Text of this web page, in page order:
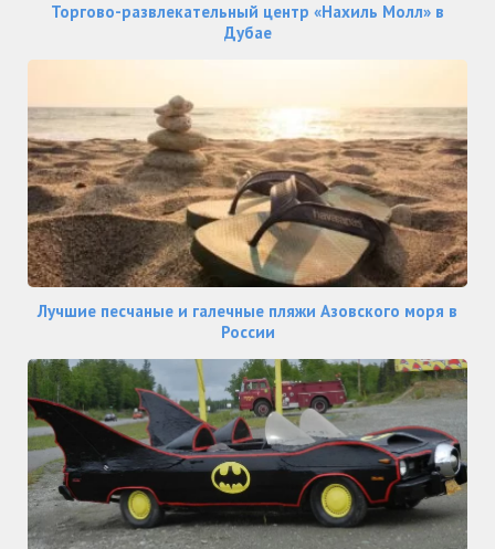
Торгово-развлекательный центр «Нахиль Молл» в
Дубае
Лучшие песчаные и галечные пляжи Азовского моря в
России